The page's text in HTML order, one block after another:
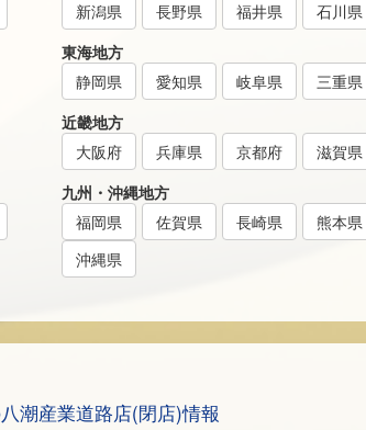
新潟県
長野県 福井県 石川県
東海地方
静岡県
愛知県 岐阜県
三重県
近畿地方
大阪府
兵庫県 京都府 滋賀県
九州・沖縄地方
福岡県
佐賀県 長崎県 熊本県
沖縄県
潮産業道路店(閉店)情報